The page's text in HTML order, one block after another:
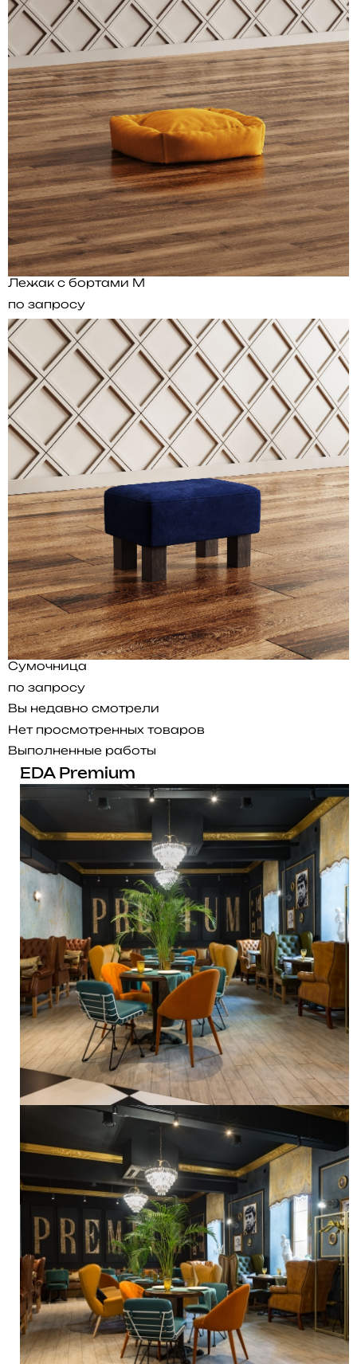
Лежак с бортами M
по запросу
Сумочница
по запросу
Вы недавно смотрели
Нет просмотренных товаров
Выполненные работы
EDA Premium